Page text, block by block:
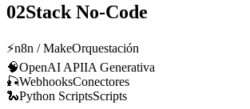
02Stack No-Code
⚡n8n / MakeOrquestación
🧠OpenAI APIIA Generativa
🎣WebhooksConectores
🐍Python ScriptsScripts